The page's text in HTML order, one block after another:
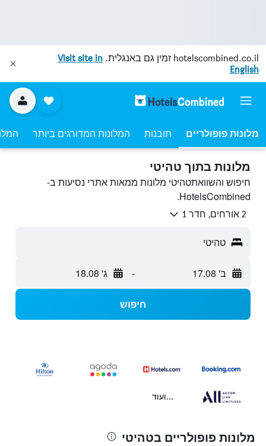
hotelscombined.co.il זמין גם באנגלית. Visit site in
English
מלונות פופולריים תובנות המלונות המדורגים ביותר
מלונות בתוך טהיטי
חיפוש והשוואתטהיטי מלונות ממאות אתרי נסיעות ב-
HotelsCombined.
2 אורחים, חדר 1
טהיטי
ב' 17.08 - ג' 18.08
חיפוש
...ועוד
מלונות פופולריים בטהיטי